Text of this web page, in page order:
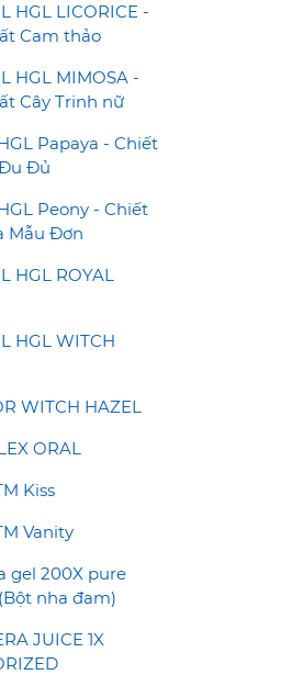
HGL LICORICE -
Cam thảo
HGL MIMOSA -
Cây Trinh nữ
Papaya - Chiết
Đủ
Peony - Chiết
Mẫu Đơn
HGL ROYAL
HGL WITCH
WITCH HAZEL
ORAL
Kiss
Vanity
gel 200X pure
nha đam)
JUICE 1X